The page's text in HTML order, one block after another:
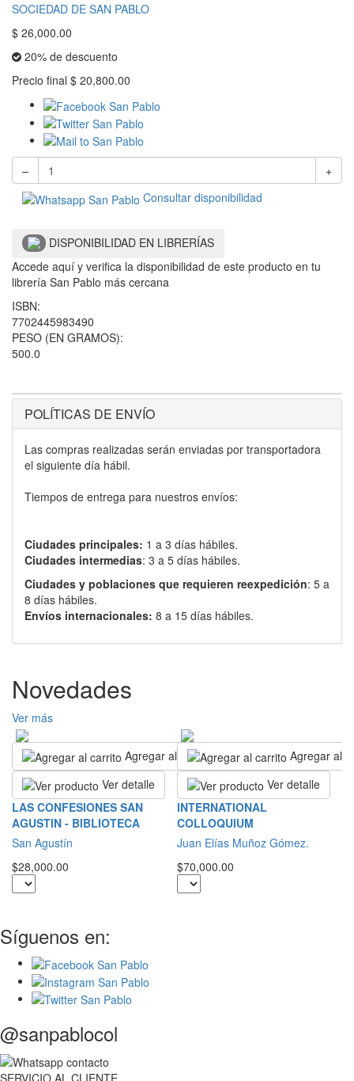
SOCIEDAD DE SAN PABLO
$ 26,000.00
20% de descuento
Precio final $ 20,800.00
–
+
Consultar disponibilidad
DISPONIBILIDAD EN LIBRERÍAS
Accede aquí y verifica la disponibilidad de este producto en tu
librería San Pablo más cercana
ISBN:
7702445983490
PESO (EN GRAMOS):
500.0
POLÍTICAS DE ENVÍO
Las compras realizadas serán enviadas por transportadora
el siguiente día hábil.
Tiempos de entrega para nuestros envíos:
Ciudades principales: 1 a 3 días hábiles.
Ciudades intermedias: 3 a 5 días hábiles.
Ciudades y poblaciones que requieren reexpedición: 5 a
8 días hábiles.
Envíos internacionales: 8 a 15 días hábiles.
Novedades
Ver más
Agregar al carrito
Ver detalle
LAS CONFESIONES SAN
AGUSTIN - BIBLIOTECA
San Agustín
$28,000.00
Agregar al
Ver detalle
INTERNATIONAL
COLLOQUIUM
Juan Elías Muñoz Gómez.
$70,000.00
Síguenos en:
@sanpablocol
SERVICIO AL CLIENTE